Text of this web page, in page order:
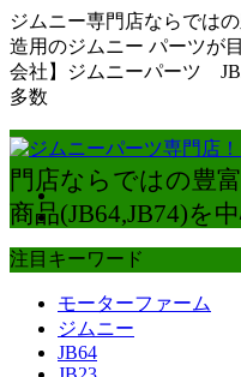
ジムニー専門店ならでは
造用のジムニー パー
会社】ジムニーパーツ
多数
門店ならではの豊
商品(JB64,JB74)を
注目キーワード
モーターファーム
ジムニー
JB64